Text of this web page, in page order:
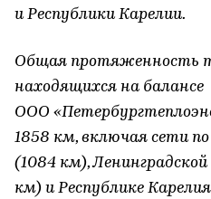
и Республики Карелии.
Общая протяженность
находящихся на балансе
ООО
1858 км, включая сети
(1084 км),
км) и Республике